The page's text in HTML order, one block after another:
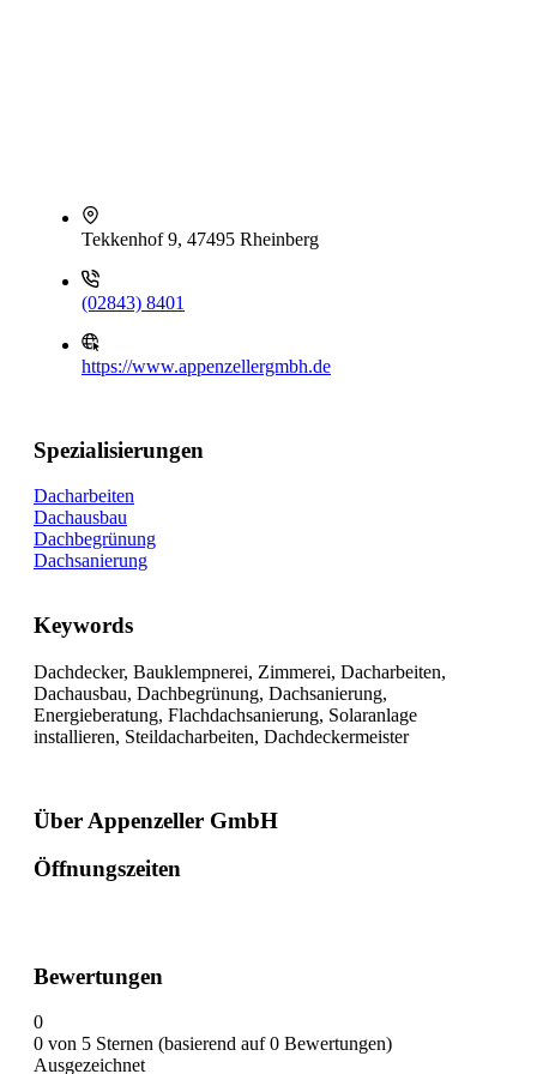
Tekkenhof 9, 47495 Rheinberg
(02843) 8401
https://www.appenzellergmbh.de
Spezialisierungen
Dacharbeiten
Dachausbau
Dachbegrünung
Dachsanierung
Keywords
Dachdecker, Bauklempnerei, Zimmerei, Dacharbeiten,
Dachausbau, Dachbegrünung, Dachsanierung,
Energieberatung, Flachdachsanierung, Solaranlage
installieren, Steildacharbeiten, Dachdeckermeister
Über Appenzeller GmbH
Öffnungszeiten
Bewertungen
0
0 von 5 Sternen (basierend auf 0 Bewertungen)
Ausgezeichnet